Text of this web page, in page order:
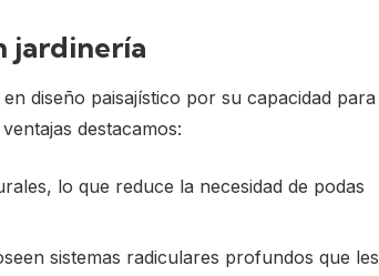
jardinería
diseño paisajístico por su capacidad para
destacamos:
lo que reduce la necesidad de podas
sistemas radiculares profundos que les